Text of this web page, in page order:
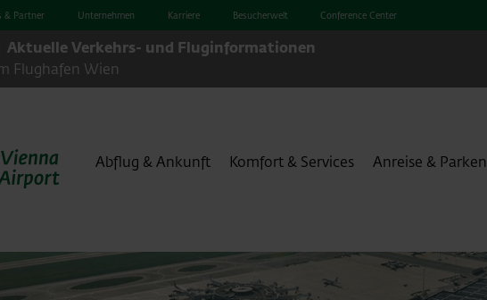
& Partner Unternehmen Karriere Besucherwelt Conference Center
Aktuelle Verkehrs- und Fluginformationen
Flughafen Wien
Abflug & Ankunft Komfort & Services Anreise & Parken